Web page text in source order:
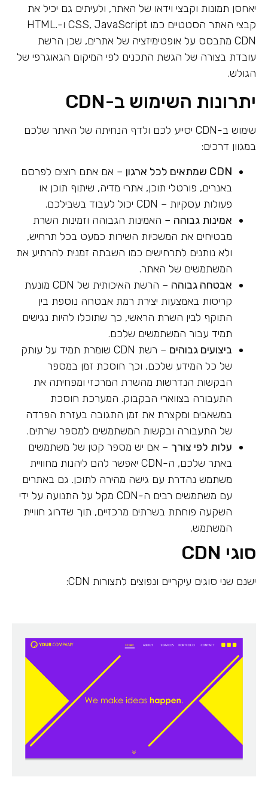
יאחסן תמונות וקבצי וידאו של האתר, ולעיתים גם יכיל את
קבצי האתר הסטטיים כמו CSS, JavaScript ו-HTML.
CDN מתבסס על אופטימיזציה של אתרים, שכן הרשת
עובדת בצורה של הגשת התכנים לפי המיקום הגאוגרפי של
הגולש.
יתרונות השימוש ב-CDN
שימוש ב-CDN יסייע לכם ולדף הנחיתה של האתר שלכם
במגוון דרכים:
CDN שמתאים לכל ארגון – אם אתם רוצים לפרסם
באנרים, פורטלי תוכן, אתרי מדיה, שיתוף תוכן או
פעולות עסקיות – CDN יכול לעבוד בשבילכם.
אמינות גבוהה – האמינות הגבוהה וזמינות השרת
מבטיחים את המשכיות השירות כמעט בכל תרחיש,
ולא נותנים לתרחישים כמו השבתה זמנית להרתיע את
המשתמשים של האתר.
אבטחה גבוהה
– הרשת האיכותית של CDN מונעת
קריסות באמצעות יצירת רמת אבטחה נוספת בין
התוקף לבין השרת הראשי, כך שתוכלו להיות נגישים
תמיד עבור המשתמשים שלכם.
ביצועים גבוהים
– רשת CDN שומרת תמיד על עותק
של כל המידע שלכם, וכך חוסכת זמן במספר
הבקשות הנדרשות מהשרת המרכזי ומפחיתה את
התעבורה בצווארי הבקבוק. המערכת חוסכת
במשאבים ומקצרת את זמן התגובה בעזרת הפרדה
של התעבורה ובקשות המשתמשים למספר שרתים.
עלות לפי צורך – אם יש מספר קטן של משתמשים
באתר שלכם, ה-CDN יאפשר להם ליהנות מחוויית
משתמש נהדרת עם גישה מהירה לתוכן. גם באתרים
עם משתמשים רבים ה-CDN מקל על התנועה על ידי
השקעה פוחתת בשרתים מרכזיים, תוך שדרוג חוויית
המשתמש.
סוגי CDN
ישנם שני סוגים עיקריים ונפוצים לתצורות CDN: